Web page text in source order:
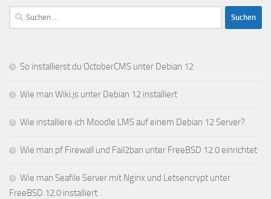
Suchen
nach:
So installierst du OctoberCMS unter Debian 12
Wie man Wiki.js unter Debian 12 installiert
Wie installiere ich Moodle LMS auf einem Debian 12 Server?
Wie man pf Firewall und Fail2ban unter FreeBSD 12.0 einrichtet
Wie man Seafile Server mit Nginx und Letsencrypt unter
FreeBSD 12.0 installiert